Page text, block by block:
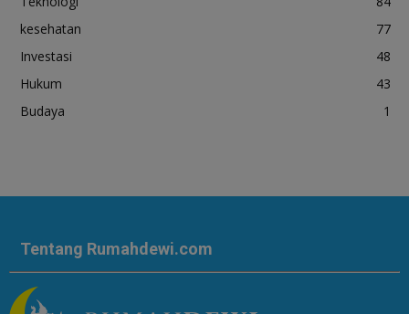
kesehatan
77
Investasi
48
Hukum
43
Budaya
1
Tentang Rumahdewi.com